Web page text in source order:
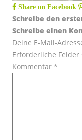
Share on Facebook
Schreibe den
Schreibe einen
Deine E-Mail-
Erforderliche
Kommentar *